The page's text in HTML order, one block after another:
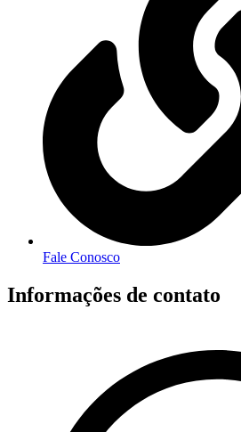
Fale Conosco
Informações de contato